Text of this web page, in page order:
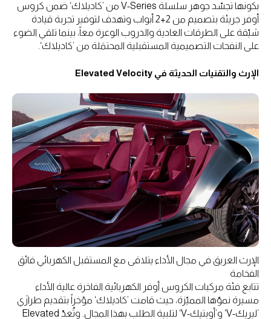
بكونها تجسّد جوهر سلسلة V-Series من ’كاديلاك‘ ضمن كروس
أوفر جريئة بتصميم من 2+2 أبواب وتهدف لتوفير تجربة قيادة
شيّقة على الطرقات العادية والدروب الوعرة معاً، بينما تلقي الضوء
على النفحات التصميمية المستقبلية المحتمَلة من ’كاديلاك‘.
الإرث والتقنيات الحديثة في Elevated Velocity
الإرث العريق في مجال الأداء يتلاقى مع المستقبل الكهربائي فائق
الفخامة
تتابع فئة مركبات الكروس أوفر الكهربائية الفاخرة عالية الأداء
مسيرة نموّها المميّزة، حيث قامت ’كاديلاك‘ مؤخراً بتقديم طرازَي
’ليريك-V‘ و’أوبتيك-V‘ لتلبية الطلب بهذا المجال. وتُعدّ Elevated